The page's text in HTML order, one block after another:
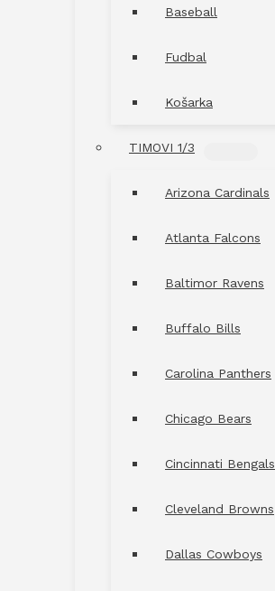
Baseball
Fudbal
Košarka
TIMOVI 1/3
Arizona Cardinals
Atlanta Falcons
Baltimor Ravens
Buffalo Bills
Carolina Panthers
Chicago Bears
Cincinnati Bengals
Cleveland Browns
Dallas Cowboys